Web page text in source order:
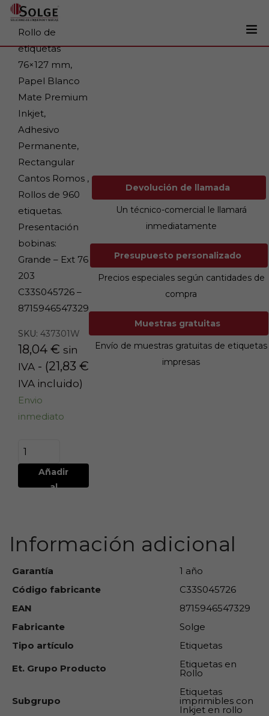
Soluciones
Impresoras
Etiquetas
Tintas
Marcaje
Servicios
Rollo de
etiquetas
76×127 mm,
Papel Blanco
Mate Premium
Inkjet,
Adhesivo
Permanente,
Rectangular
Cantos Romos ,
Rollos de 960
etiquetas.
Presentación
bobinas:
Grande – Ext 76
203
C33S045726 –
8715946547329
SKU: 437301W
18,04 € sin
IVA - (21,83 €
IVA incluido)
Envio
inmediato
Añadir
al
Devolución de llamada
Un técnico-comercial le llamará
inmediatamente
Presupuesto personalizado
Precios especiales según cantidades de
compra
Muestras gratuitas
Envío de muestras gratuitas de etiquetas
impresas
Información adicional
Garantía
1 año
Código fabricante
C33S045726
EAN
8715946547329
Fabricante
Solge
Tipo artículo
Etiquetas
Et. Grupo Producto
Etiquetas en
Rollo
Subgrupo
Etiquetas
imprimibles con
Inkjet en rollo